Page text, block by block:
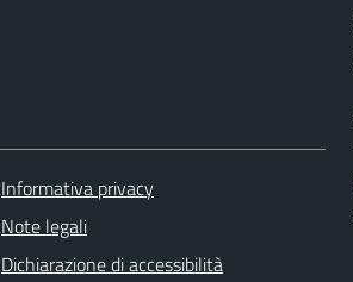
Informativa privacy
Note legali
Dichiarazione di accessibilità